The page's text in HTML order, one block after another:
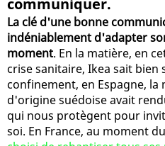
communiquer.
La clé d'une bonne
indéniablement d'adapter
moment. En la matière, en
crise sanitaire, Ikea sait
confinement, en Espagne,
d'origine suédoise avait
qui nous protègent pour
soi. En France, au moment